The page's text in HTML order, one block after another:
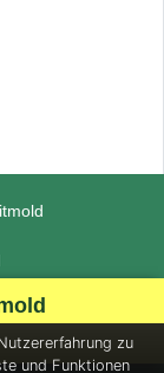
2026-06-29)
zu
und Funktionen